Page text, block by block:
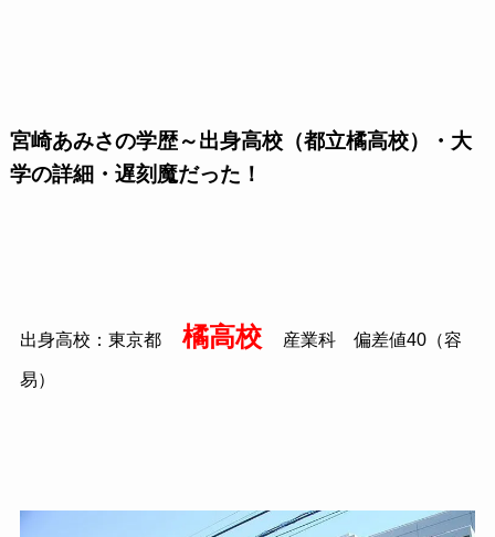
宮崎あみさの学歴～出身高校（都立橘高校）・大
学の詳細・遅刻魔だった！
出身高校：東京都 橘高校 産業科 偏差値40（容
易）